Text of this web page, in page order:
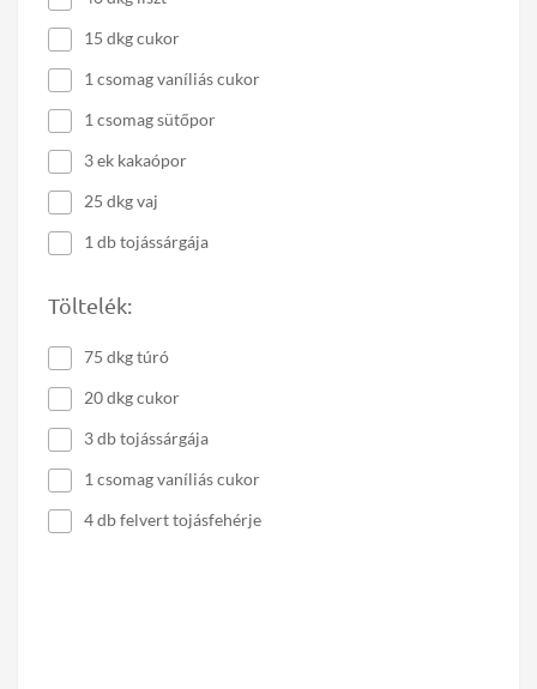
15 dkg cukor
1 csomag vaníliás cukor
1 csomag sütőpor
3 ek kakaópor
25 dkg vaj
1 db tojássárgája
Töltelék:
75 dkg túró
20 dkg cukor
3 db tojássárgája
1 csomag vaníliás cukor
4 db felvert tojásfehérje